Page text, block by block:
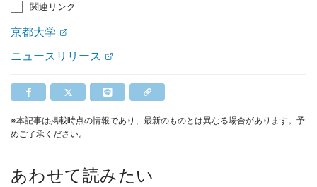
関連リンク
京都大学
ニュースリリース
※本記事は掲載時点の情報であり、最新のものとは異なる場合があります。予
めご了承ください。
あわせて読みたい